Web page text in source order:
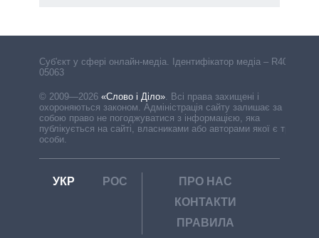
Cуб'єкт у сфері онлайн-медіа. Ідентифікатор медіа – R40-
05063
© 2009—2026 «Слово і Діло». Всі права захищені і
охороняються законом. Адміністрація сайту залишає за
собою право не погоджуватися з інформацією, яка
публікується на сайті, власниками або авторами якої є треті
особи.
УКР РОС
ПРО НАС
КОНТАКТИ
ПРАВИЛА